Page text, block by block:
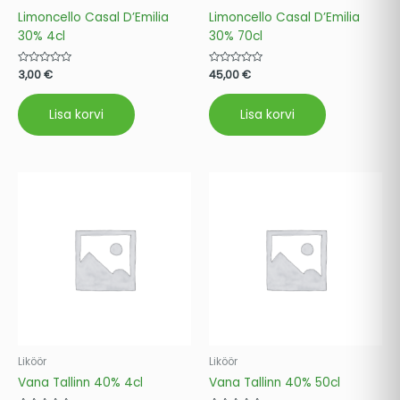
Limoncello Casal D’Emilia
30% 4cl
Hinnanguga
0
5
3,00€
Lisa korvi
Limoncello Casal D’Emilia
30% 70cl
Hinnanguga
0
5
45,00€
Lisa korvi
Liköör
Vana Tallinn 40% 4cl
Liköör
Vana Tallinn 40% 50cl